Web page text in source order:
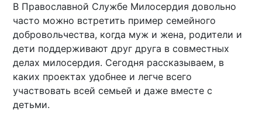
В Православной Службе Милосердия довольно
часто можно встретить пример семейного
добровольчества, когда муж и жена, родители и
дети поддерживают друг друга в совместных
делах милосердия. Сегодня рассказываем, в
каких проектах удобнее и легче всего
участвовать всей семьей и даже вместе с
детьми.